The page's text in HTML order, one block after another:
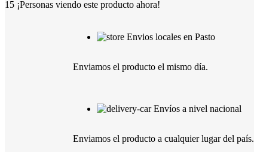
15 ¡Personas viendo este producto ahora!
Envios locales en Pasto
Enviamos el producto el mismo día.
Envíos a nivel nacional
Enviamos el producto a cualquier lugar del país.